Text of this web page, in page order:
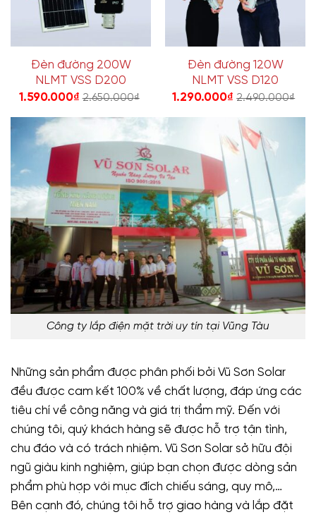
Đèn đường 200W
NLMT VSS D200
1.590.000₫ 2.650.000₫
Đèn đường 120W
NLMT VSS D120
1.290.000₫ 2.490.000₫
Công ty lắp điện mặt trời uy tín tại Vũng Tàu
Những sản phẩm được phân phối bởi Vũ Sơn Solar
đều được cam kết 100% về chất lượng, đáp ứng các
tiêu chí về công năng và giá trị thẩm mỹ. Đến với
chúng tôi, quý khách hàng sẽ được hỗ trợ tận tình,
chu đáo và có trách nhiệm. Vũ Sơn Solar sở hữu đội
ngũ giàu kinh nghiệm, giúp bạn chọn được dòng sản
phẩm phù hợp với mục đích chiếu sáng, quy mô,…
Bên cạnh đó, chúng tôi hỗ trợ giao hàng và lắp đặt